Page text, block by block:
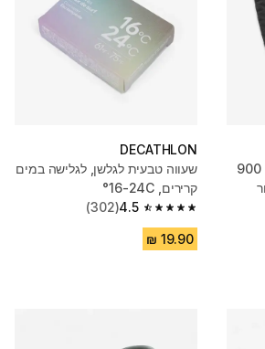
משטח לגלשן 3 חלקים, דגם 900
DECATHLON
שעווה טבעית לגלשן, לגלישה במים
קרירים, 16-24C°
4.5
4.5 out of 5 stars from 302 reviews
(302)